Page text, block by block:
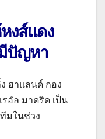
งส์แดง
ปัญหา
ง ฮาแลนด์ กอง
อัล มาดริด เป็น
มในช่วง